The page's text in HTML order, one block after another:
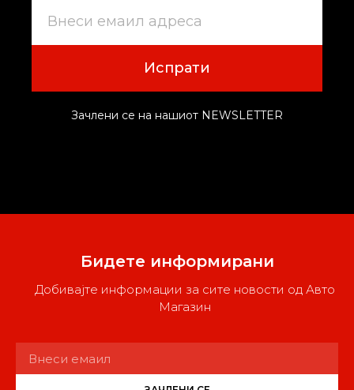
Испрати
Зачлени се на нашиот NEWSLETTER
Бидете информирани
Добивајте информации за сите новости од Авто
Магазин